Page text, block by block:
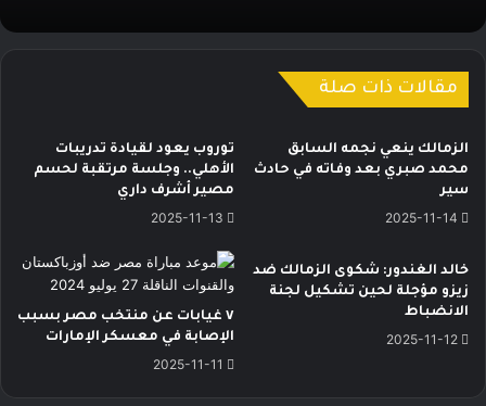
مقالات ذات صلة
الزمالك ينعي نجمه السابق
محمد صبري بعد وفاته في حادث
سير
2025-11-14
توروب يعود لقيادة تدريبات
الأهلي.. وجلسة مرتقبة لحسم
مصير أشرف داري
2025-11-13
خالد الغندور: شكوى الزمالك ضد
زيزو مؤجلة لحين تشكيل لجنة
الانضباط
2025-11-12
٧ غيابات عن منتخب مصر بسبب
الإصابة في معسكر الإمارات
2025-11-11